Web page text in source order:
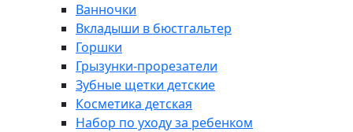
Ванночки
Вкладыши в бюстгальтер
Горшки
Грызунки-прорезатели
Зубные щетки детские
Косметика детская
Набор по уходу за ребенком